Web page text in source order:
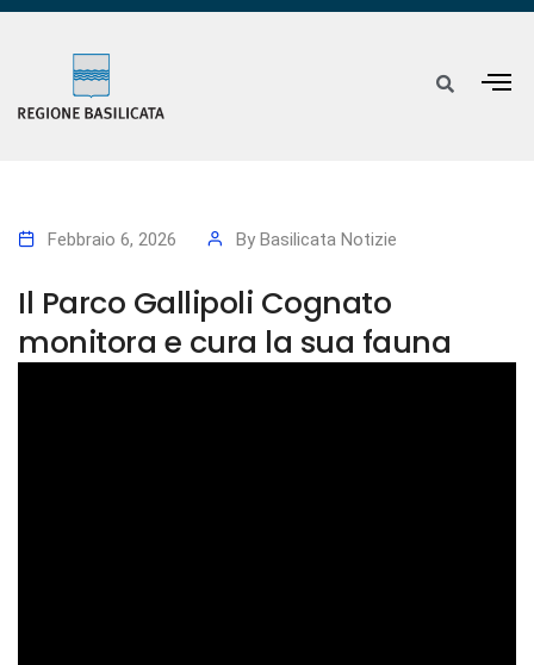
Febbraio 6, 2026 By Basilicata Notizie
Il Parco Gallipoli Cognato
monitora e cura la sua fauna